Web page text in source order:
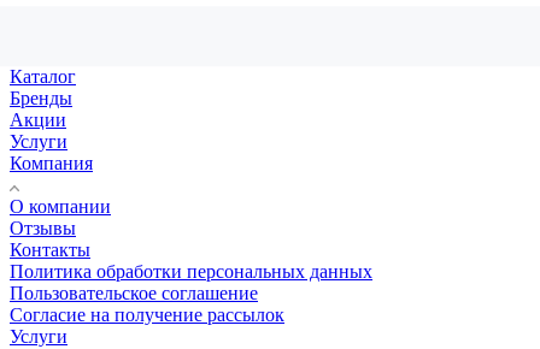
Каталог
Бренды
Акции
Услуги
Компания
О компании
Отзывы
Контакты
Политика обработки персональных данных
Пользовательское соглашение
Согласие на получение рассылок
Услуги